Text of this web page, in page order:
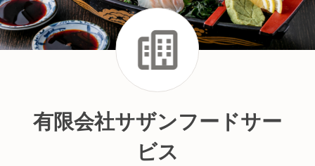
有限会社サザンフードサー
ビス